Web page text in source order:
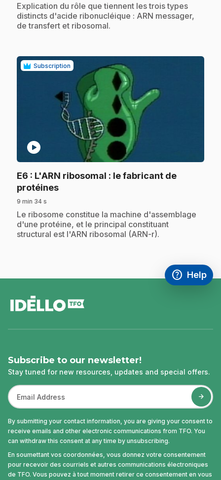
.Explication du rôle que tiennent les trois types
distincts d'acide ribonucléique : ARN messager,
de transfert et ribosomal.
Subscription
play_circle
E6 : L'ARN ribosomal : le fabricant de
protéines.
9 min 34 s
.Le ribosome constitue la machine d'assemblage
d'une protéine, et le principal constituant
structural est l'ARN ribosomal (ARN-r).
help
Access
Help
,This link
Subscribe to our newsletter!
Stay tuned for new resources, updates and special offers.
By submitting your contact information, you are giving your consent to
receive emails and other electronic communications from TFO. You
can withdraw this consent at any time by unsubscribing.
En soumettant vos coordonnées, vous donnez votre consentement
pour recevoir des courriels et autres communications électroniques
de TFO. Vous pouvez à tout moment retirer ce consentement en vous